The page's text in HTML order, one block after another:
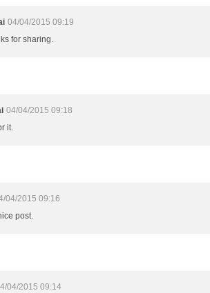
04/04/2015 09:19
for sharing.
04/04/2015 09:18
it.
04/2015 09:16
post.
04/2015 09:14